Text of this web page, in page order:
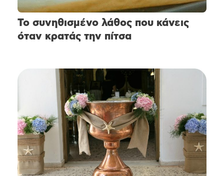
Το συνηθισμένο λάθος που κάνεις
όταν κρατάς την πίτσα